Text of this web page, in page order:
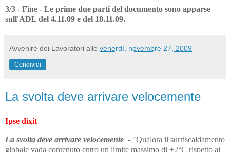
3/3 - Fine - Le prime due parti del documento sono apparse
sull'ADL del 4.11.09 e del 18.11.09.
Avvenire dei Lavoratori alle venerdì, novembre 27, 2009
Condividi
La svolta deve arrivare velocemente
Ipse dixit
La svolta deve arrivare velocemente - "Qualora il surriscaldamento
globale vada contenuto entro un limite massimo di +2°C rispetto ai